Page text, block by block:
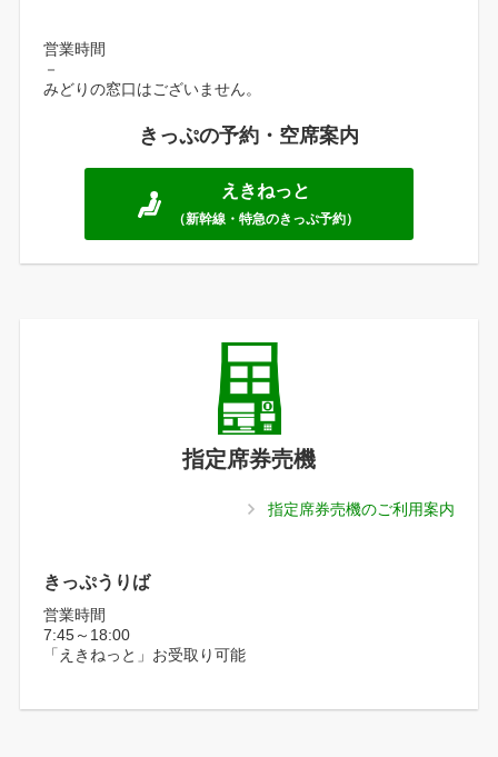
営業時間
－
みどりの窓口はございません。
きっぷの予約・空席案内
えきねっと
（新幹線・特急のきっぷ予約）
指定席券売機
指定席券売機のご利用案内
きっぷうりば
営業時間
7:45～18:00
「えきねっと」お受取り可能